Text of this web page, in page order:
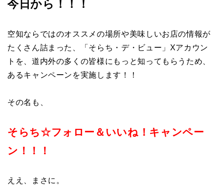
今日から！！！
空知ならではのオススメの場所や美味しいお店の情報が
たくさん詰まった、「そらち・デ・ビュー」Xアカウン
トを、道内外の多くの皆様にもっと知ってもらうため、
あるキャンペーンを実施します！！
その名も、
そらち☆フォロー＆いいね！キャンペー
ン！！！
ええ、まさに。